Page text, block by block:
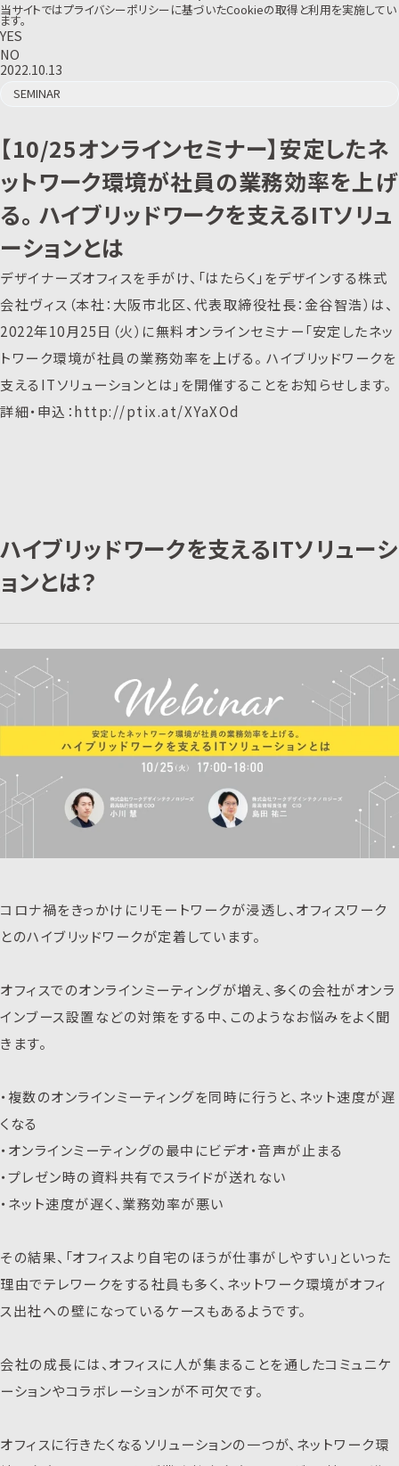
当サイトではプライバシーポリシーに基づいたCookieの取得と利用を実施してい
ます。
YES
NO
2022.10.13
SEMINAR
【10/25オンラインセミナー】安定したネ
ットワーク環境が社員の業務効率を上げ
る。 ハイブリッドワークを支えるITソリュ
ーションとは
デザイナーズオフィスを手がけ、「はたらく」をデザインする株式
会社ヴィス（本社：大阪市北区、代表取締役社長：金谷智浩）は、
2022年10月25日（火）に無料オンラインセミナー「安定したネッ
トワーク環境が社員の業務効率を上げる。 ハイブリッドワークを
支えるITソリューションとは」を開催することをお知らせします。
詳細・申込：http://ptix.at/XYaXOd
ハイブリッドワークを支えるITソリューシ
ョンとは？
コロナ禍をきっかけにリモートワークが浸透し、オフィスワーク
とのハイブリッドワークが定着しています。
オフィスでのオンラインミーティングが増え、多くの会社がオンラ
インブース設置などの対策をする中、このようなお悩みをよく聞
きます。
・複数のオンラインミーティングを同時に行うと、ネット速度が遅
くなる
・オンラインミーティングの最中にビデオ・音声が止まる
・プレゼン時の資料共有でスライドが送れない
・ネット速度が遅く、業務効率が悪い
その結果、「オフィスより自宅のほうが仕事がしやすい」といった
理由でテレワークをする社員も多く、ネットワーク環境がオフィ
ス出社への壁になっているケースもあるようです。
会社の成長には、オフィスに人が集まることを通したコミュニケ
ーションやコラボレーションが不可欠です。
オフィスに行きたくなるソリューションの一つが、ネットワーク環